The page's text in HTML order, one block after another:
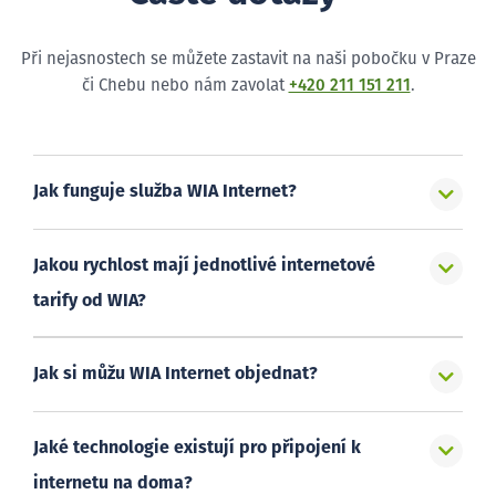
Při nejasnostech se můžete zastavit na naši pobočku v Praze
či Chebu nebo nám zavolat +420 211 151 211 .
Jak funguje služba WIA Internet?
Jakou rychlost mají jednotlivé internetové
tarify od WIA?
Jak si můžu WIA Internet objednat?
Jaké technologie existují pro připojení k
internetu na doma?